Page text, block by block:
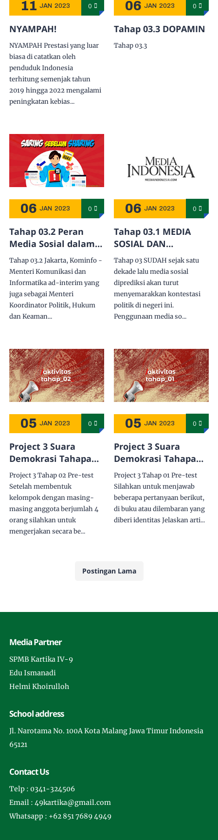
11 JAN 2023 0
NYAMPAH!
NYAMPAH Prestasi yang luar
biasa di catatkan oleh
penduduk Indonesia
terhitung semenjak tahun
2019 hingga 2022 mengalami
peningkatan kebias...
06 JAN 2023 0
Tahap 03.3 DOPAMIN
Tahap 03.3
06 JAN 2023 0
Tahap 03.2 Peran
Media Sosial dalam
Demokrasi Indonesia
Tahap 03.2 Jakarta, Kominfo -
Menteri Komunikasi dan
Informatika ad-interim yang
juga sebagai Menteri
Koordinator Politik, Hukum
dan Keaman...
06 JAN 2023 0
Tahap 03.1 MEDIA
SOSIAL DAN
DEMOKRASI? JADI
ANCAMAN ATAU
HARAPAN?
Tahap 03 SUDAH sejak satu
dekade lalu media sosial
diprediksi akan turut
menyemarakkan kontestasi
politik di negeri ini.
Penggunaan media so...
05 JAN 2023 0
Project 3 Suara
Demokrasi Tahapan
02
Project 3 Tahap 02 Pre-test
Setelah membentuk
kelompok dengan masing-
masing anggota berjumlah 4
orang silahkan untuk
mengerjakan secara be...
05 JAN 2023 0
Project 3 Suara
Demokrasi Tahapan
01
Project 3 Tahap 01 Pre-test
Silahkan untuk menjawab
beberapa pertanyaan berikut,
di buku atau dilembaran yang
diberi identitas Jelaskan arti...
Postingan Lama
Media Partner
SPMB Kartika IV-9
Edu Ismanadi
Helmi Khoirulloh
School address
Jl. Narotama No. 100A Kota Malang Jawa Timur Indonesia
65121
Contact Us
Telp : 0341-324506
Email : 49kartika@gmail.com
Whatsapp : +62 851 7689 4949